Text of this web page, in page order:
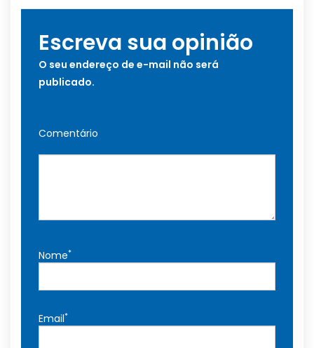
Escreva sua opinião
O seu endereço de e-mail não será
publicado.
Comentário
Nome*
Email*